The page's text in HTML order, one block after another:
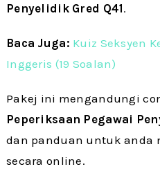
Penyelidik Gred Q41.
Baca Juga: Kuiz Seksyen
Inggeris (19 Soalan)
Pakej ini mengandungi
Peperiksaan Pegawai
dan panduan untuk anda
secara online.